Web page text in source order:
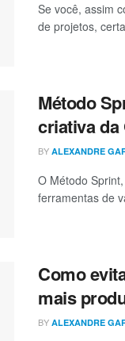
Se você, assim
de projetos,
Método
criativa da
BY ALEXANDRE
O Método
ferramentas de
Como
mais
BY ALEXANDRE